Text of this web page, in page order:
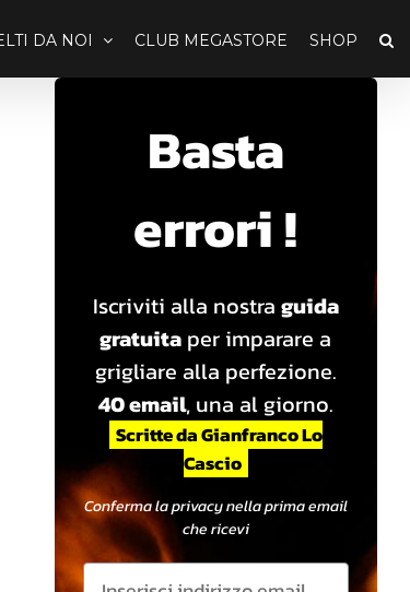
DA NOI CLUB MEGASTORE SHOP
Basta
errori !
Iscriviti alla nostra guida
gratuita per imparare a
grigliare alla perfezione.
40 email, una al giorno.
Scritte da Gianfranco Lo
Cascio
Conferma la privacy nella prima email
che ricevi